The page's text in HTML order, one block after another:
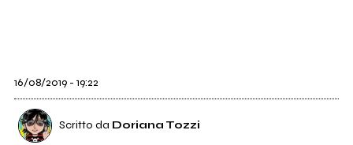
16/08/2019 - 19:22
Scritto da Doriana Tozzi